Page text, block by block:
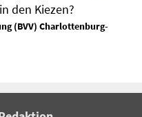
den Kiezen?
(BVV) Charlottenburg-